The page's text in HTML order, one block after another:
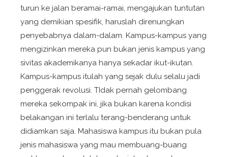
turun ke jalan beramai-ramai, mengajukan tuntutan
yang demikian spesifik, haruslah direnungkan
penyebabnya dalam-dalam. Kampus-kampus yang
mengizinkan mereka pun bukan jenis kampus yang
sivitas akademikanya hanya sekadar ikut-ikutan.
Kampus-kampus itulah yang sejak dulu selalu jadi
penggerak revolusi. TIdak pernah gelombang
mereka sekompak ini, jika bukan karena kondisi
belakangan ini terlalu terang-benderang untuk
didiamkan saja. Mahasiswa kampus itu bukan pula
jenis mahasiswa yang mau membuang-buang